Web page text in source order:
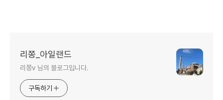
리쫑_아일랜드
리쫑v 님의 블로그입니다.
구독하기